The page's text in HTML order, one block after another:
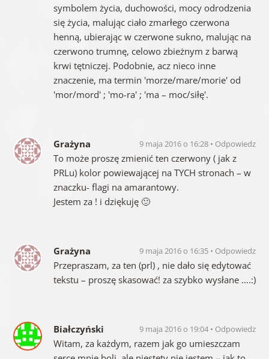
symbolem życia, duchowości, mocy odrodzenia
się życia, malując ciało zmarłego czerwona
henną, ubierając w czerwone sukno, malując na
czerwono trumnę, celowo zbieżnym z barwą
krwi tętniczej. Podobnie, acz nieco inne
znaczenie, ma termin 'morze/mare/morie' od
'mor/mord' ; 'mo-ra' ; 'ma – moc/siłę'.
Grażyna 9 maja 2016 o 16:28 Odpowiedz
To może proszę zmienić ten czerwony ( jak z
PRLu) kolor powiewającej na TYCH stronach – w
znaczku- flagi na amarantowy.
Jestem za ! i dziękuję 🙂
Grażyna 9 maja 2016 o 16:35 Odpowiedz
Przepraszam, za ten (prl) , nie dało się edytować
tekstu – proszę skasować! za szybko wysłane ….:)
Białczyński 9 maja 2016 o 19:04 Odpowiedz
Witam, za każdym, razem jak go umieszczam